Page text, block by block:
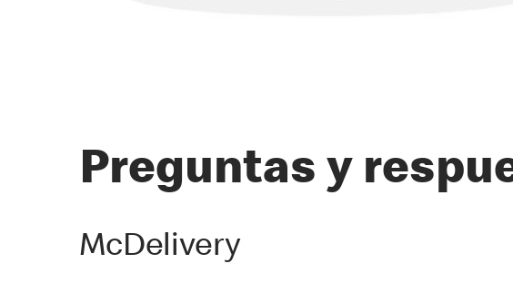
Preguntas y
McDelivery